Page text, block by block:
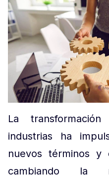
La
industrias ha
nuevos términos y
cambiando la